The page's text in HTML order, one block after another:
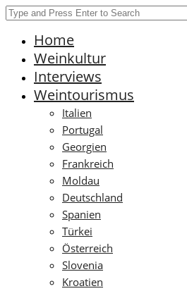
Home
Weinkultur
Interviews
Weintourismus
Italien
Portugal
Georgien
Frankreich
Moldau
Deutschland
Spanien
Türkei
Österreich
Slovenia
Kroatien